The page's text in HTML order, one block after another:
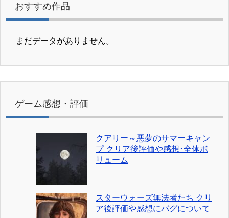
おすすめ作品
まだデータがありません。
ゲーム感想・評価
クアリー～悪夢のサマーキャン
プ クリア後評価や感想･全体ボ
リューム
スターウォーズ無法者たち クリ
ア後評価や感想にバグについて